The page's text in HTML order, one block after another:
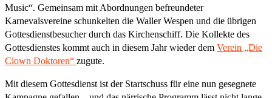
Music“. Gemeinsam mit Abordnungen befreundeter
Karnevalsvereine schunkelten die Waller Wespen und die übrigen
Gottesdienstbesucher durch das Kirchenschiff. Die Kollekte des
Gottesdienstes kommt auch in diesem Jahr wieder dem Verein „Die
Clown Doktoren“ zugute.
Mit diesem Gottesdienst ist der Startschuss für eine nun gesegnete